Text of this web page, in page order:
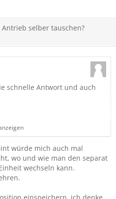
selber tauschen?
schnelle Antwort und auch
versorgt (hab ich erkannt,
ist nun der Dämpfer?
integriert?
beim freundlichen ein
würde mich auch mal
wo und wie man den separat
wechseln kann.